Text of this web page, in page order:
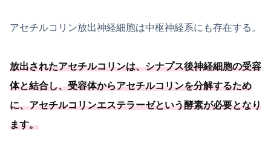
アセチルコリン放出神経細胞は中枢神経系にも存在する。
放出されたアセチルコリンは、シナプス後神経細胞の受容
体と結合し、受容体からアセチルコリンを分解するため
に、アセチルコリンエステラーゼという酵素が必要となり
ます。